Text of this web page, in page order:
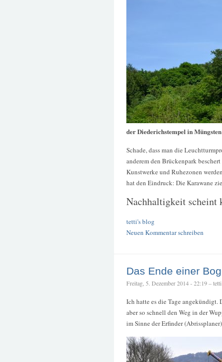
der Diederichstempel in
Schade, dass man die
anderem den Brückenpark
Kunstwerke und Ruhezonen
hat den Eindruck: Die Karawane
Nachhaltigkeit scheint
tetti's blog
Neuen Kommentar schreiben
Das Ende einer
Freitag, 5. Dezember 2014 - 22:19 – tetti
Ich hatte es die Tage angekündigt.
aber so schnell den Weg in der
im Sinne der Erfinder